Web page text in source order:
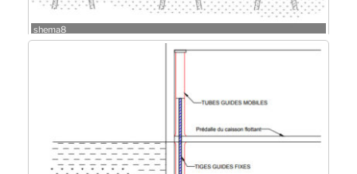
shema8